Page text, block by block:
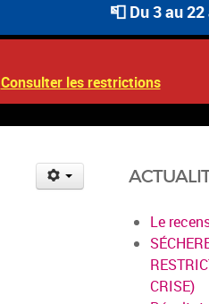
📮 Du 3 au 22
Consulter les restrictions
Le
CRISE)